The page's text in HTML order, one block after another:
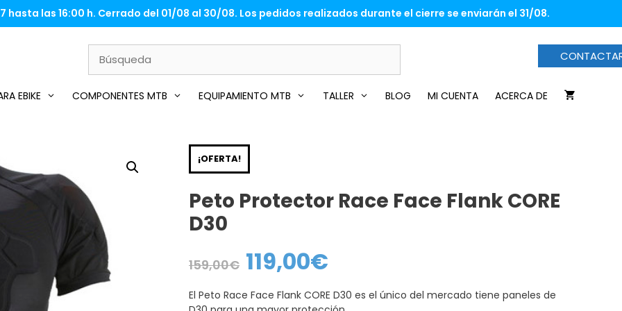
las 16:00 h. Cerrado del 01/08 al 30/08. Los pedidos realizados durante el cierre se enviarán el 31/08.
EBIKE COMPONENTES MTB EQUIPAMIENTO MTB TALLER BLOG MI CUENTA ACERCA DE
¡OFERTA!
Peto Protector Race Face Flank CORE
D30
159,00€
El
precio
original
159,00€.
119,00€
119,00€.
El Peto Race Face Flank CORE D30 es el único del mercado tiene paneles de
era:
es:
119,00€.